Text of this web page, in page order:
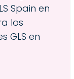
Spain en
los
GLS en